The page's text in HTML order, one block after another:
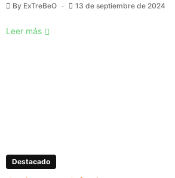
By ExTreBeO 13 de septiembre de 2024
Leer más
Destacado